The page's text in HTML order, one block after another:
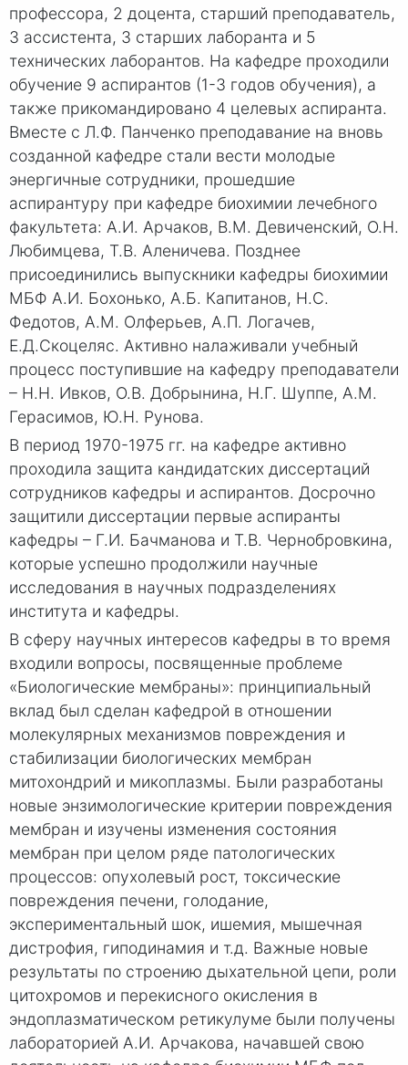
профессора, 2 доцента, старший преподаватель,
3 ассистента, 3 старших лаборанта и 5
технических лаборантов. На кафедре проходили
обучение 9 аспирантов (1-3 годов обучения), а
также прикомандировано 4 целевых аспиранта.
Вместе с Л.Ф. Панченко преподавание на вновь
созданной кафедре стали вести молодые
энергичные сотрудники, прошедшие
аспирантуру при кафедре биохимии лечебного
факультета: А.И. Арчаков, В.М. Девиченский, О.Н.
Любимцева, Т.В. Аленичева. Позднее
присоединились выпускники кафедры биохимии
МБФ А.И. Бохонько, А.Б. Капитанов, Н.С.
Федотов, А.М. Олферьев, А.П. Логачев,
Е.Д.Скоцеляс. Активно налаживали учебный
процесс поступившие на кафедру преподаватели
– Н.Н. Ивков, О.В. Добрынина, Н.Г. Шуппе, А.М.
Герасимов, Ю.Н. Рунова.
В период 1970-1975 гг. на кафедре активно
проходила защита кандидатских диссертаций
сотрудников кафедры и аспирантов. Досрочно
защитили диссертации первые аспиранты
кафедры – Г.И. Бачманова и Т.В. Чернобровкина,
которые успешно продолжили научные
исследования в научных подразделениях
института и кафедры.
В сферу научных интересов кафедры в то время
входили вопросы, посвященные проблеме
«Биологические мембраны»: принципиальный
вклад был сделан кафедрой в отношении
молекулярных механизмов повреждения и
стабилизации биологических мембран
митохондрий и микоплазмы. Были разработаны
новые энзимологические критерии повреждения
мембран и изучены изменения состояния
мембран при целом ряде патологических
процессов: опухолевый рост, токсические
повреждения печени, голодание,
экспериментальный шок, ишемия, мышечная
дистрофия, гиподинамия и т.д. Важные новые
результаты по строению дыхательной цепи, роли
цитохромов и перекисного окисления в
эндоплазматическом ретикулуме были получены
лабораторией А.И. Арчакова, начавшей свою